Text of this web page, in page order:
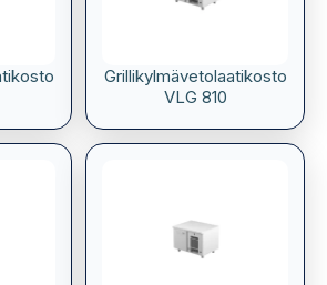
Grillikylmävetolaatikosto
VLG 810